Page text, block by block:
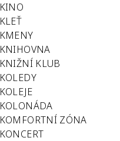
KINO
KLEŤ
KMENY
KNIHOVNA
KNIŽNÍ KLUB
KOLEDY
KOLEJE
KOLONÁDA
KOMFORTNÍ ZÓNA
KONCERT